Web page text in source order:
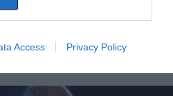
Access Privacy Policy
που δεν τρώει ποτέ ο